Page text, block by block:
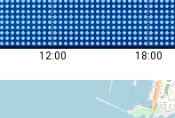
12:00 18:00